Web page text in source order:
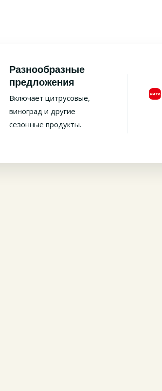
Разнообразные
предложения
Включает цитрусовые,
виноград и другие
сезонные продукты.